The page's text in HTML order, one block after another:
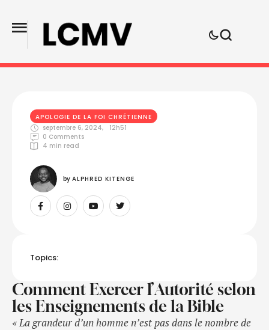
APOLOGIE DE LA FOI CHRÉTIENNE
septembre 6, 2024,
12h51
0 Comments
4 min read
by ALPHRED KITENGE
Topics:
Comment Exercer l’Autorité selon
les Enseignements de la Bible
« La grandeur d’un homme n’est pas dans le nombre de